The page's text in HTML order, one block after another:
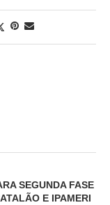
SEGUNDA FASE
E IPAMERI